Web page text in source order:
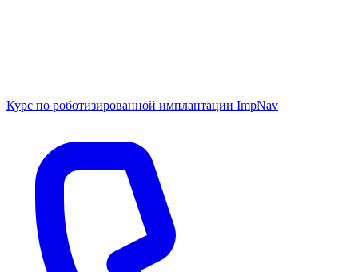
Курс по роботизированной имплантации ImpNav